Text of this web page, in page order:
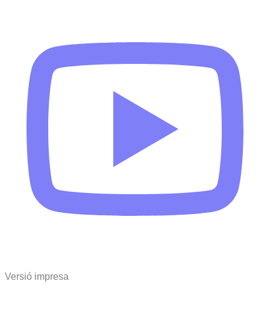
Versió impresa